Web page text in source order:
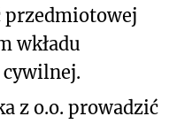
przedmiotowej
wkładu
z o.o. prowadzić